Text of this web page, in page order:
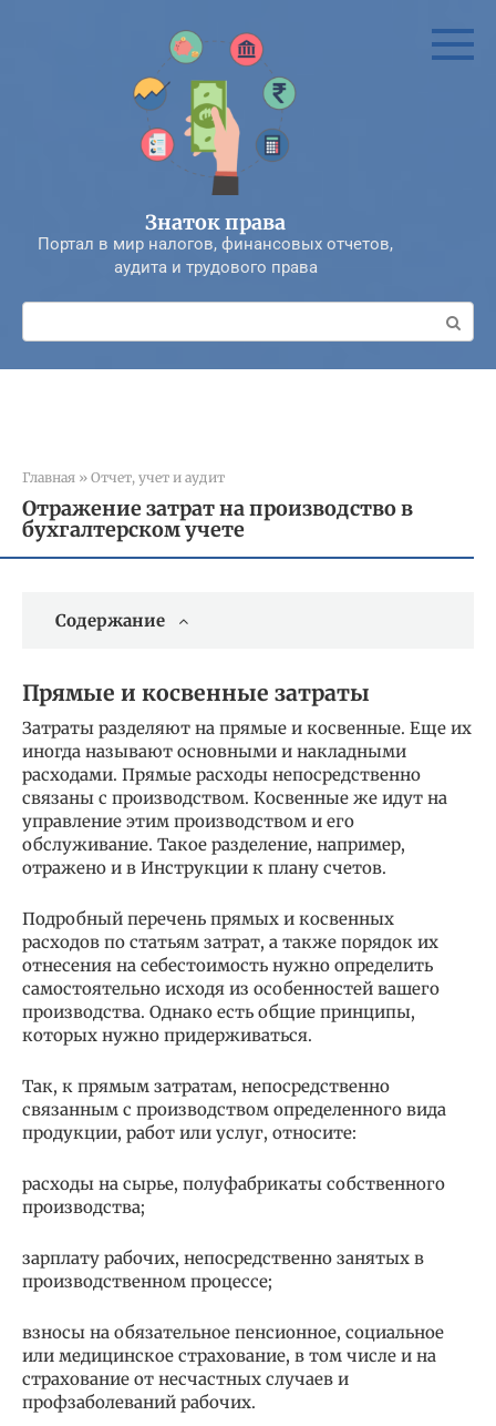
Знаток права
Портал в мир налогов, финансовых отчетов,
аудита и трудового права
Поиск:
Главная » Отчет, учет и аудит
Отражение затрат на производство в
бухгалтерском учете
Содержание
Прямые и косвенные затраты
Затраты разделяют на прямые и косвенные. Еще их
иногда называют основными и накладными
расходами. Прямые расходы непосредственно
связаны с производством. Косвенные же идут на
управление этим производством и его
обслуживание. Такое разделение, например,
отражено и в Инструкции к плану счетов.
Подробный перечень прямых и косвенных
расходов по статьям затрат, а также порядок их
отнесения на себестоимость нужно определить
самостоятельно исходя из особенностей вашего
производства. Однако есть общие принципы,
которых нужно придерживаться.
Так, к прямым затратам, непосредственно
связанным с производством определенного вида
продукции, работ или услуг, относите:
расходы на сырье, полуфабрикаты собственного
производства;
зарплату рабочих, непосредственно занятых в
производственном процессе;
взносы на обязательное пенсионное, социальное
или медицинское страхование, в том числе и на
страхование от несчастных случаев и
профзаболеваний рабочих.